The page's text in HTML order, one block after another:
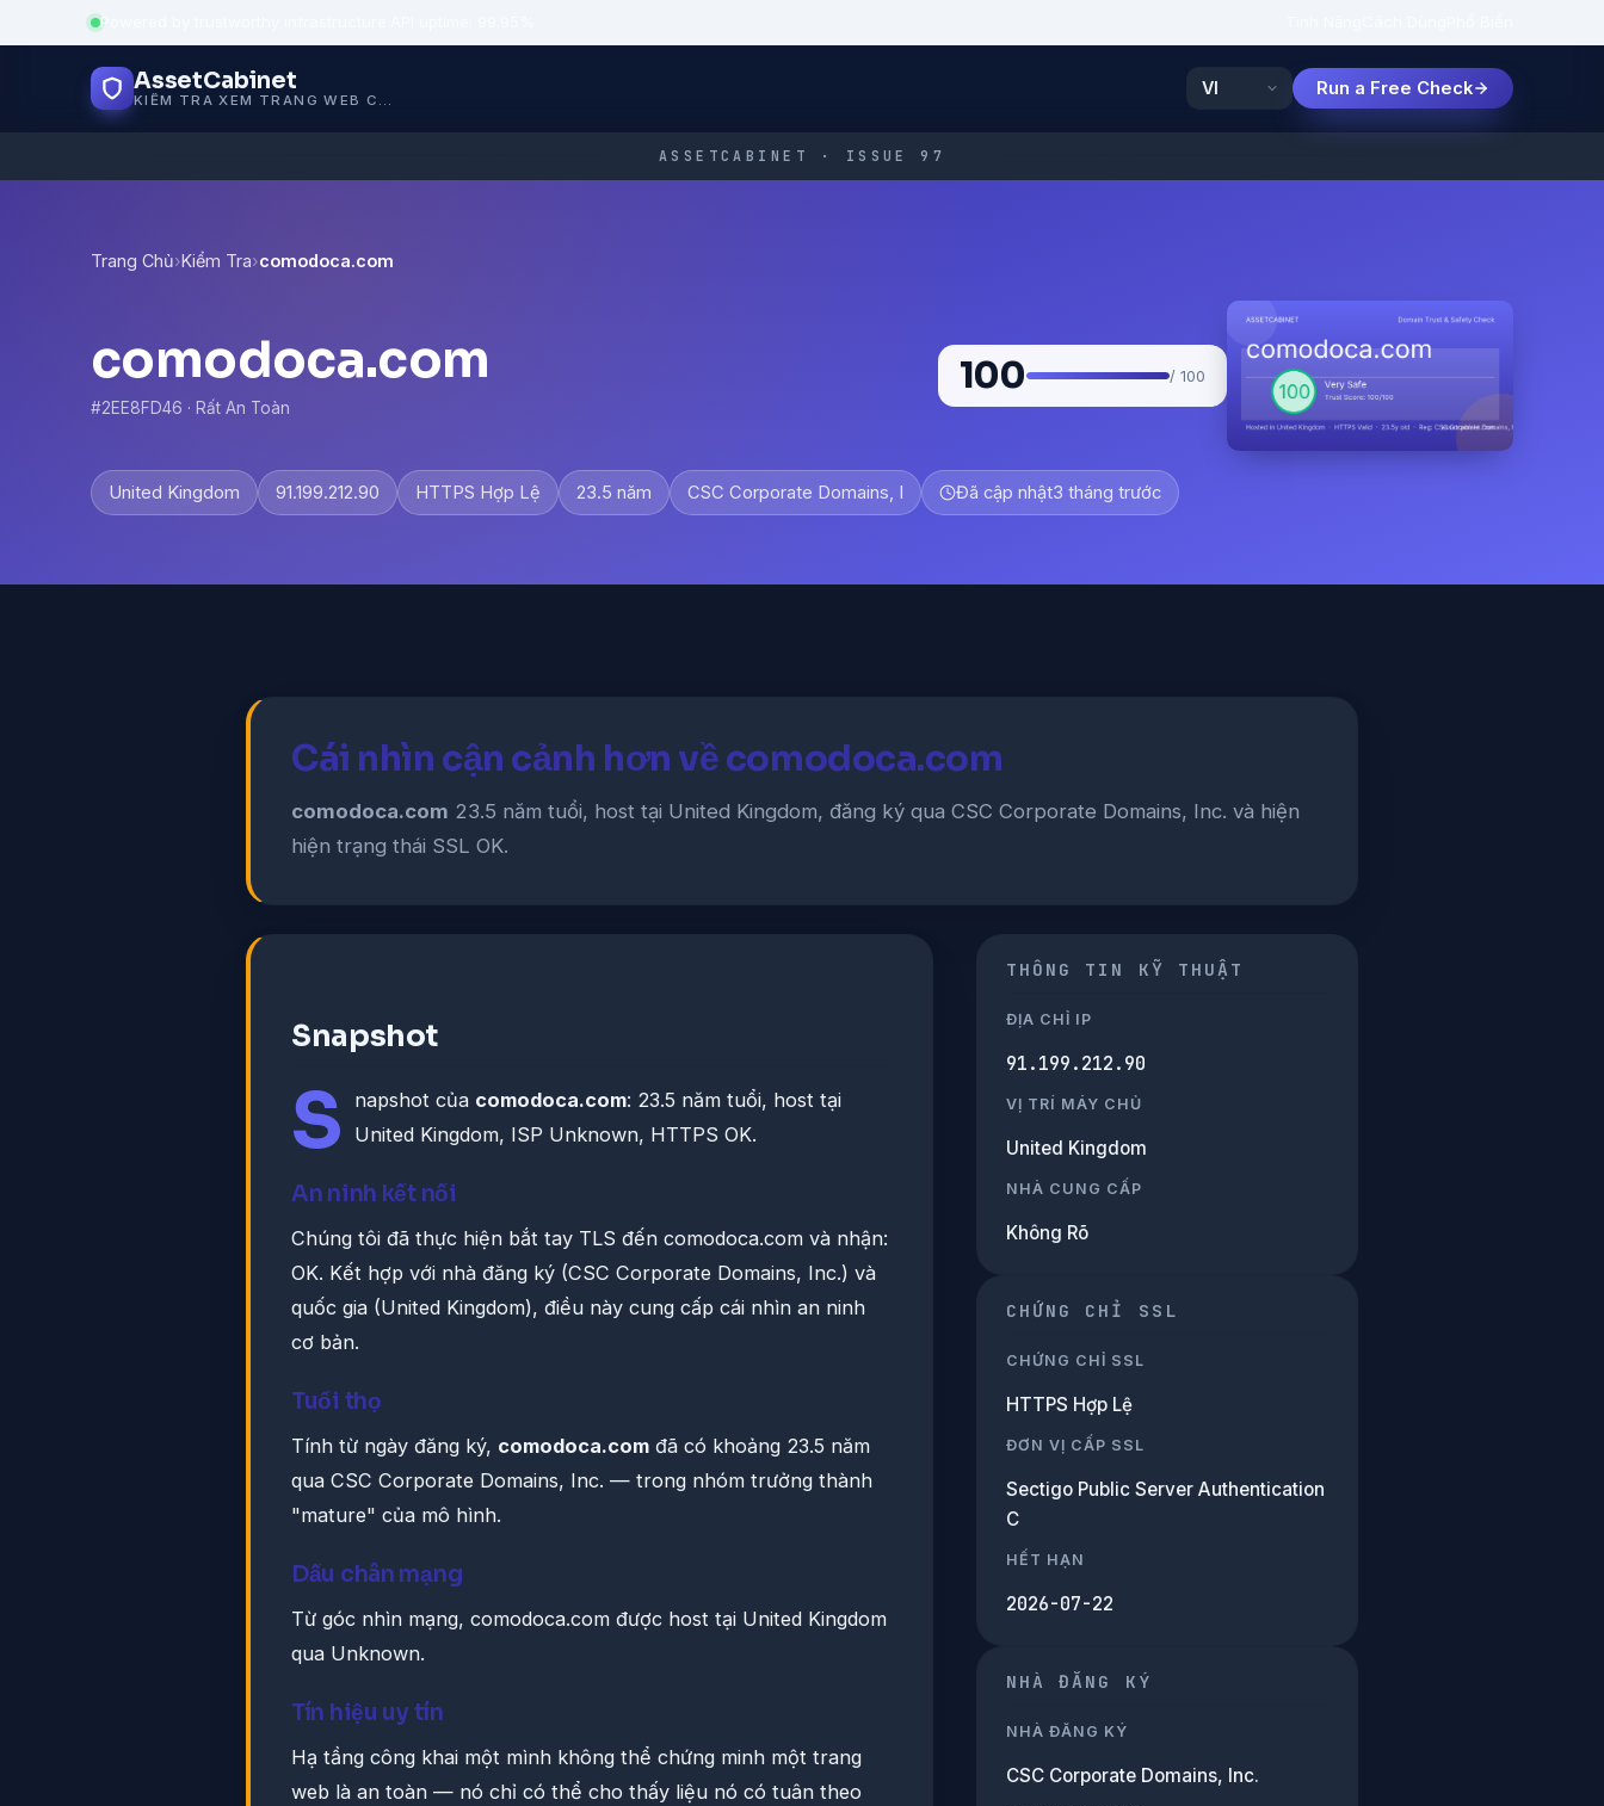
Powered by trustworthy infrastructure
AssetCabinet
KIỂM TRA XEM TRANG WEB CÓ AN TOÀN KHÔNG
Run a Free Check
ASSETCABINET · ISSUE 97
Trang Chủ›Kiểm Tra›comodoca.com
comodoca.com
#2EE8FD46 · Rất An Toàn
100 / 100
United Kingdom 91.199.212.90 HTTPS Hợp Lệ 23.5 năm CSC Corporate Domains, I Đã cập nhật3 tháng trước
Cái nhìn cận cảnh hơn về comodoca.com
comodoca.com 23.5 năm tuổi, host tại United Kingdom, đăng ký qua CSC Corporate Domains, Inc. và hiện
hiện trạng thái SSL OK.
Snapshot
S napshot của comodoca.com: 23.5 năm tuổi, host tại
United Kingdom, ISP Unknown, HTTPS OK.
An ninh kết nối
Chúng tôi đã thực hiện bắt tay TLS đến comodoca.com và nhận:
OK. Kết hợp với nhà đăng ký (CSC Corporate Domains, Inc.) và
quốc gia (United Kingdom), điều này cung cấp cái nhìn an ninh
cơ bản.
Tuổi thọ
Tính từ ngày đăng ký, comodoca.com đã có khoảng 23.5 năm
qua CSC Corporate Domains, Inc. — trong nhóm trưởng thành
"mature" của mô hình.
Dấu chân mạng
Từ góc nhìn mạng, comodoca.com được host tại United Kingdom
qua Unknown.
Tín hiệu uy tín
Hạ tầng công khai một mình không thể chứng minh một trang
web là an toàn — nó chỉ có thể cho thấy liệu nó có tuân theo
THÔNG TIN KỸ THUẬT
ĐỊA CHỈ IP
91.199.212.90
VỊ TRÍ MÁY CHỦ
United Kingdom
NHÀ CUNG CẤP
Không Rõ
CHỨNG CHỈ SSL
CHỨNG CHỈ SSL
HTTPS Hợp Lệ
ĐƠN VỊ CẤP SSL
Sectigo Public Server Authentication
C
HẾT HẠN
2026-07-22
NHÀ ĐĂNG KÝ
NHÀ ĐĂNG KÝ
CSC Corporate Domains, Inc.